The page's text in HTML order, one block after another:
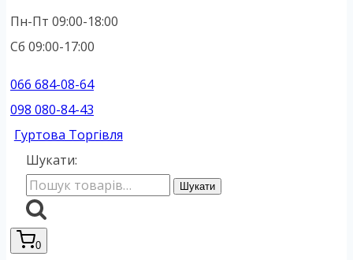
Пн-Пт 09:00-18:00
Сб 09:00-17:00
066 684-08-64
098 080-84-43
Гуртова Торгівля
Шукати:
Шукати
0